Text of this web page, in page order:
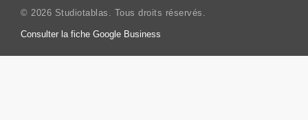
© 2026 Studiotablas. Tous droits réservés.
Consulter la fiche Google Business